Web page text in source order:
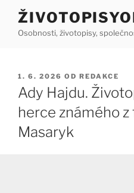
Přejít
obsahuOsobnosti, životopisy,
PUBLIKOVÁNO
1. 6. 2026 OD REDAKCE
Ady Hajdu.
herce známého
Masaryk